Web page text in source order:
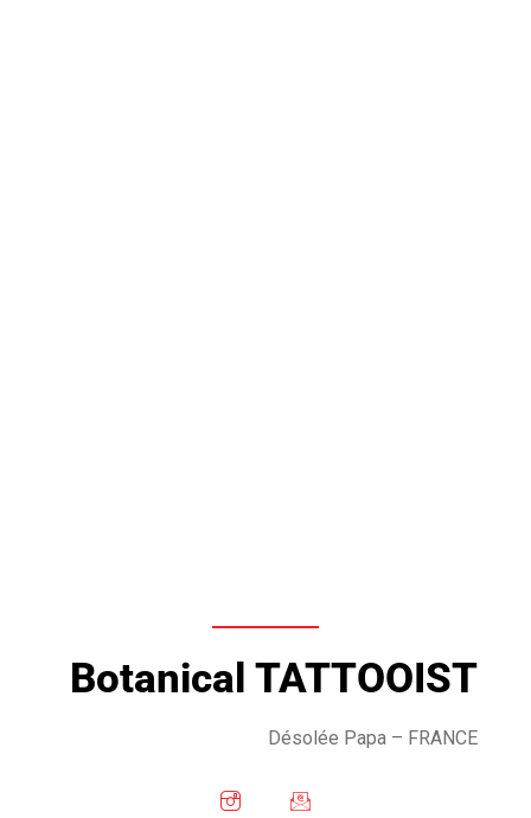
Botanical TATTOOIST
Désolée Papa – FRANCE